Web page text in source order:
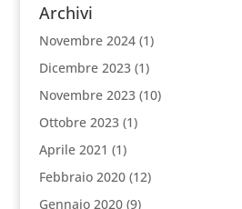
Archivi
Novembre 2024(1)
Dicembre 2023(1)
Novembre 2023(10)
Ottobre 2023(1)
Aprile 2021 (1)
Febbraio 2020(12)
Gennaio 2020(9)